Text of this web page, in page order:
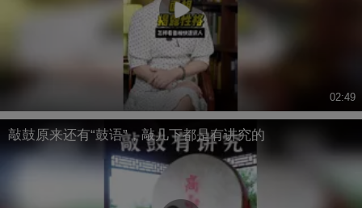
02:49
敲鼓原来还有“鼓语”，敲几下都是有讲究的